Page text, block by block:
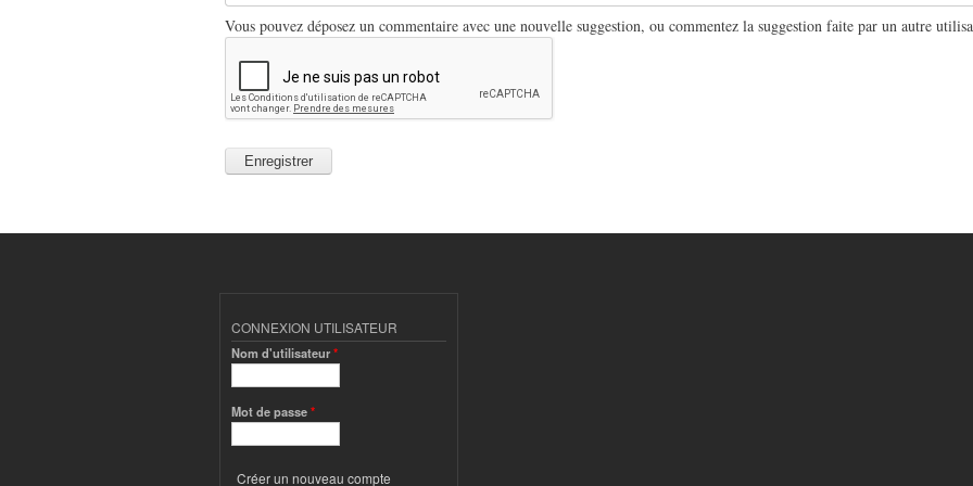
Vous pouvez déposez un commentaire avec une nouvelle suggestion, ou commentez la suggestion faite par un autre
CONNEXION UTILISATEUR
Nom d'utilisateur*
Mot de passe*
Créer un nouveau compte